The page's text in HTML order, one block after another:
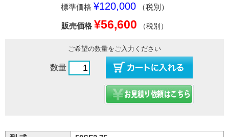
標準価格 ¥120,000 （税別）
販売価格 ¥56,600 （税別）
ご希望の数量をご入力ください
数量